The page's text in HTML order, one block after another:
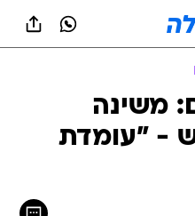
משינה
- "עומדת